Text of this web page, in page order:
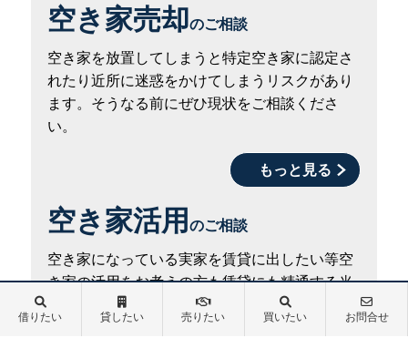
空き家売却のご相談
空き家を放置してしまうと特定空き家に認定さ
れたり近所に迷惑をかけてしまうリスクがあり
ます。そうなる前にぜひ現状をご相談くださ
い。
もっと見る
空き家活用 のご相談
空き家になっている実家を賃貸に出したい等空
き家の活用をお考えの方も賃貸にも精通する当
社だからできる空き家活用ノウハウがございま
す。
借りたい 貸したい 売りたい 買いたい お問合せ